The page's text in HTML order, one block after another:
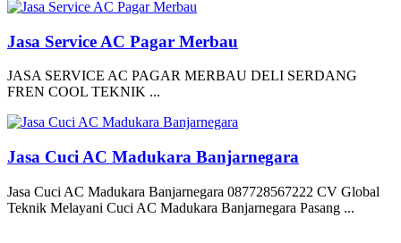
Jasa Service AC Pagar Merbau
JASA SERVICE AC PAGAR MERBAU DELI SERDANG
FREN COOL TEKNIK ...
Jasa Cuci AC Madukara Banjarnegara
Jasa Cuci AC Madukara Banjarnegara 087728567222 CV Global
Teknik Melayani Cuci AC Madukara Banjarnegara Pasang ...